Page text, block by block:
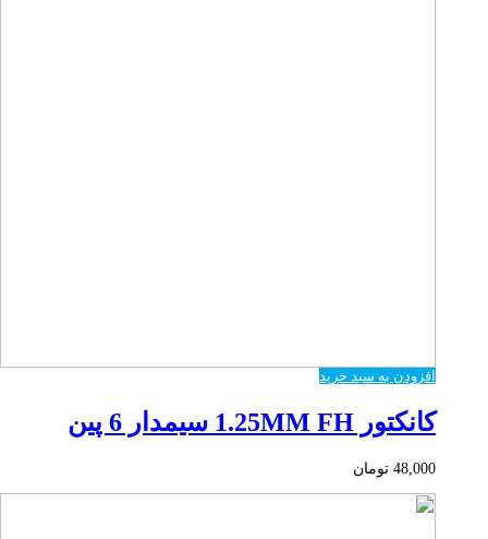
افزودن به سبد خرید
کانکتور 1.25MM FH سیمدار 6 پین
48,000 تومان